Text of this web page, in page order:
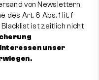
von Newslettern
des Art. 6 Abs. 1 lit. f
Blacklist ist zeitlich nicht
unser